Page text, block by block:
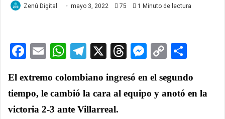
Zenú Digital mayo 3, 2022 75 1 Minuto de lectura
Facebook
EmailWhatsApp
Telegram
X ThreadsCopy
El extremo colombiano ingresó en el segundo
tiempo, le cambió la cara al equipo y anotó en la
victoria 2-3 ante Villarreal.